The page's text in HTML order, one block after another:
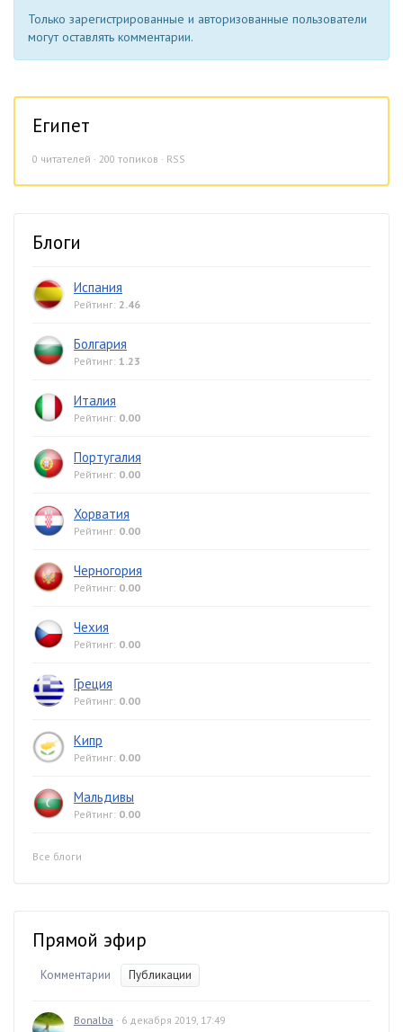
Только зарегистрированные и авторизованные пользователи
могут оставлять комментарии.
Египет
0 читателей · 200 топиков · RSS
Блоги
Испания
Рейтинг: 2.46
Болгария
Рейтинг: 1.23
Италия
Рейтинг: 0.00
Португалия
Рейтинг: 0.00
Хорватия
Рейтинг: 0.00
Черногория
Рейтинг: 0.00
Чехия
Рейтинг: 0.00
Греция
Рейтинг: 0.00
Кипр
Рейтинг: 0.00
Мальдивы
Рейтинг: 0.00
Все блоги
Прямой эфир
Комментарии Публикации
Bonalba · 6 декабря 2019, 17:49